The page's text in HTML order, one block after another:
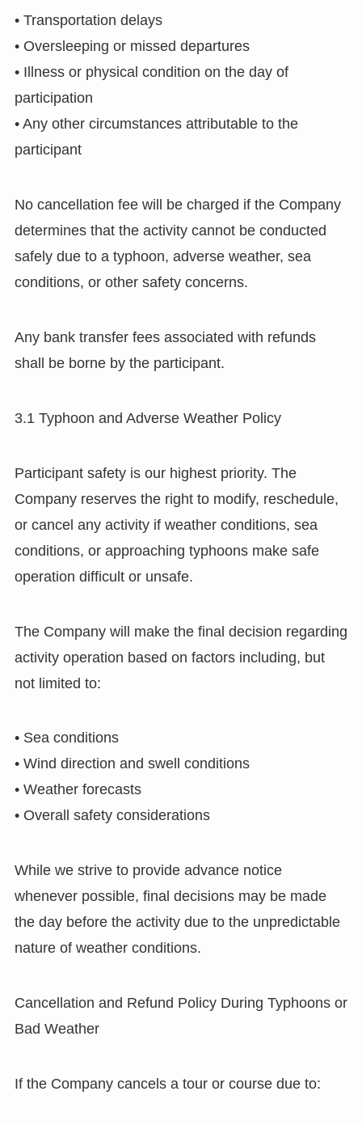
• Transportation delays
• Oversleeping or missed departures
• Illness or physical condition on the day of
participation
• Any other circumstances attributable to the
participant
No cancellation fee will be charged if the Company
determines that the activity cannot be conducted
safely due to a typhoon, adverse weather, sea
conditions, or other safety concerns.
Any bank transfer fees associated with refunds
shall be borne by the participant.
3.1 Typhoon and Adverse Weather Policy
Participant safety is our highest priority. The
Company reserves the right to modify, reschedule,
or cancel any activity if weather conditions, sea
conditions, or approaching typhoons make safe
operation difficult or unsafe.
The Company will make the final decision regarding
activity operation based on factors including, but
not limited to:
• Sea conditions
• Wind direction and swell conditions
• Weather forecasts
• Overall safety considerations
While we strive to provide advance notice
whenever possible, final decisions may be made
the day before the activity due to the unpredictable
nature of weather conditions.
Cancellation and Refund Policy During Typhoons or
Bad Weather
If the Company cancels a tour or course due to: